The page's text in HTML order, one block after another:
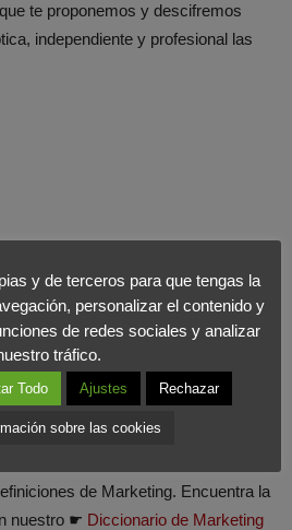
te proponemos y descifremos
independiente y profesional las
- FMK
de Marketing. Encuentra la
nuestro ☛ Diccionario de Marketing
y de terceros para que tengas la
personalizar el contenido y
de redes sociales y analizar
tráfico.
Todo Ajustes Rechazar
sobre las cookies